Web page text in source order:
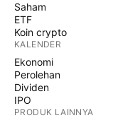
Saham
ETF
Koin crypto
KALENDER
Ekonomi
Perolehan
Dividen
IPO
PRODUK LAINNYA